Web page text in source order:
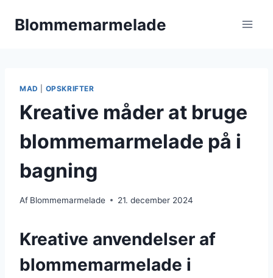
Blommemarmelade
MAD OPSKRIFTER
Kreative måder at bruge
blommemarmelade på i
bagning
Af Blommemarmelade 21. december 2024
Kreative anvendelser af
blommemarmelade i